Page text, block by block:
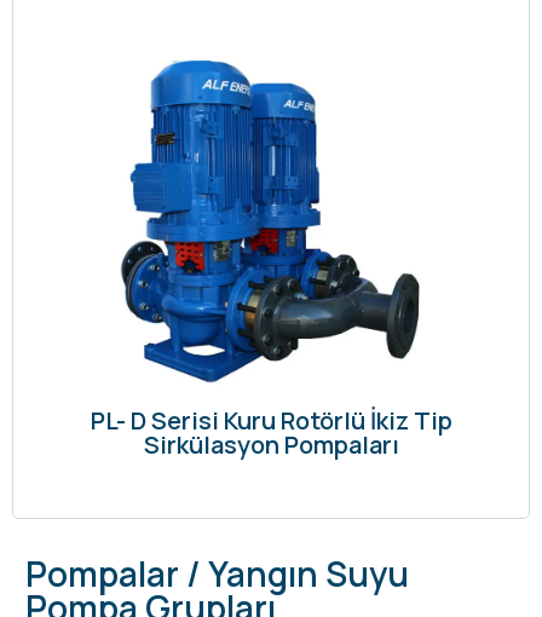
PL- D Serisi Kuru Rotörlü İkiz Tip
Sirkülasyon Pompaları
Pompalar / Yangın Suyu
Pompa Grupları